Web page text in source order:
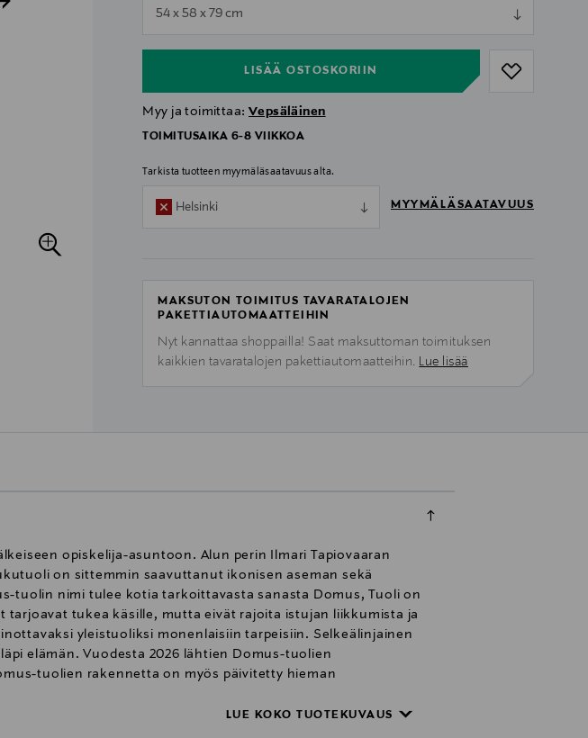
54 x 58 x 79 cm
LISÄÄ OSTOSKORIIN
null
Myy ja toimittaa: Vepsäläinen
TOIMITUSAIKA 6-8 VIIKKOA
Tarkista tuotteen myymäläsaatavuus alta.
Helsinki MYYMÄLÄSAATAVUUS
MAKSUTON TOIMITUS TAVARATALOJEN
PAKETTIAUTOMAATTEIHIN
Nyt kannattaa shoppailla! Saat maksuttoman toimituksen
kaikkien tavaratalojen pakettiautomaatteihin. Lue lisää
opiskelija-asuntoon. Alun perin Ilmari Tapiovaaran
on sittemmin saavuttanut ikonisen aseman sekä
tuolin nimi tulee kotia tarkoittavasta sanasta Domus, Tuoli on
tukea käsille, mutta eivät rajoita istujan liikkumista ja
yleistuoliksi monenlaisiin tarpeisiin. Selkeälinjainen
elämän. Vuodesta 2026 lähtien Domus-tuolien
tuolien rakennetta on myös päivitetty hieman
koivusta.Istuin ja selkänoja ovat muotoon puristettua
LUE KOKO TUOTEKUVAUS